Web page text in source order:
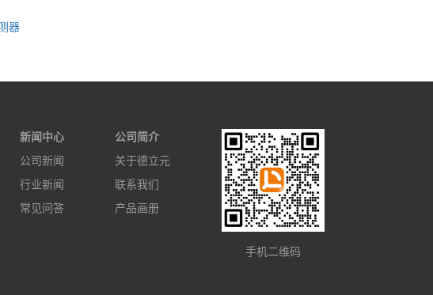
器
新闻中心
公司新闻
行业新闻
常见问答
公司简介
关于德立元
联系我们
产品画册
手机二维码